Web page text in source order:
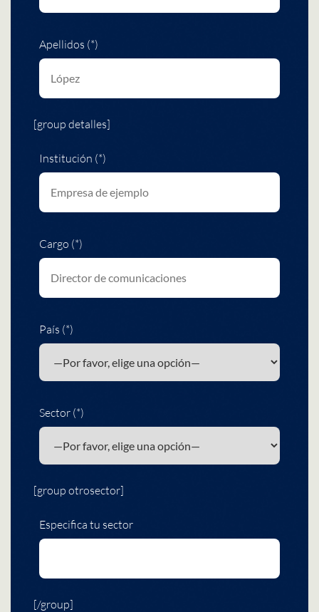
Apellidos (*)
[group detalles]
Institución (*)
Cargo (*)
País (*)
Sector (*)
[group otrosector]
Especifica tu sector
[/group]